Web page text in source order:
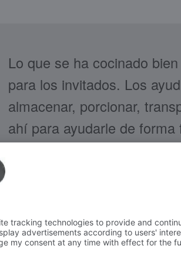
Lo que se ha cocinado
para los invitados. Los
almacenar, porcionar,
ahí para ayudarle de forma